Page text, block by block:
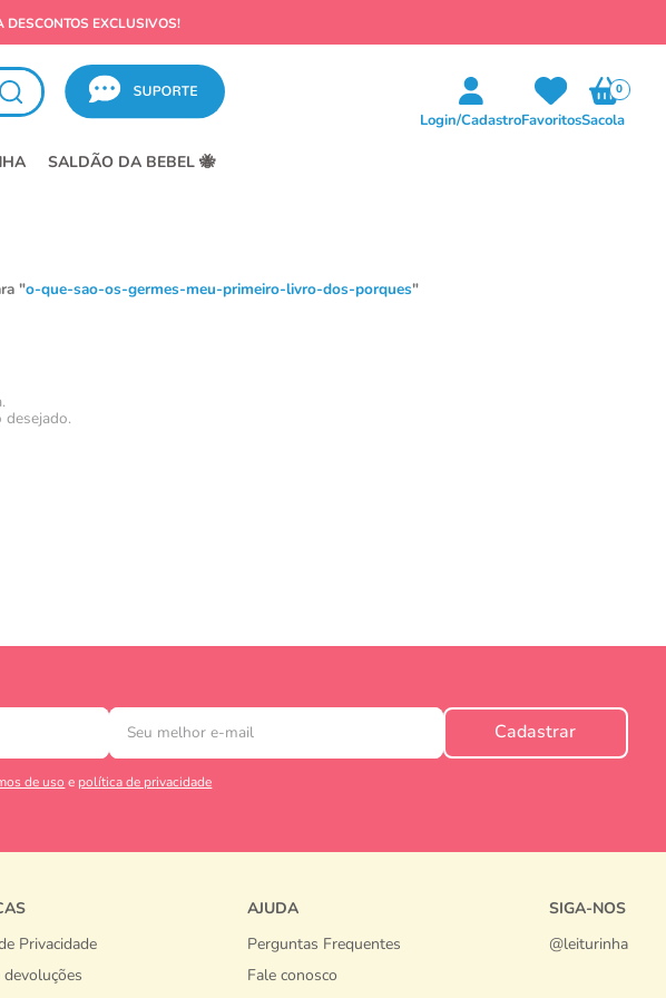
Login/CadastroFavoritos
0
Sacola
SALDÃO DA BEBEL 🐝
"o-que-sao-os-germes-meu-primeiro-livro-dos-porques"
Cadastrar
de uso e política de privacidade
Privacidade
devoluções
AJUDA
Perguntas Frequentes
Fale conosco
SIGA-NOS
@leiturinha